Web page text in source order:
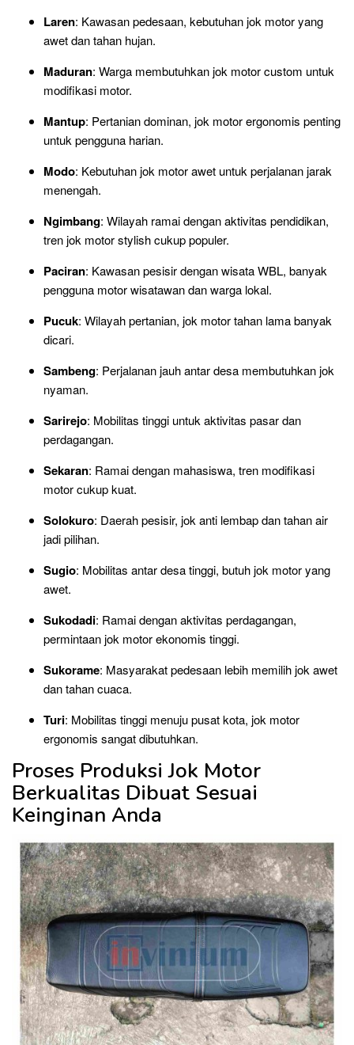
Laren: Kawasan pedesaan, kebutuhan jok motor yang
awet dan tahan hujan.
Maduran: Warga membutuhkan jok motor custom untuk
modifikasi motor.
Mantup: Pertanian dominan, jok motor ergonomis penting
untuk pengguna harian.
Modo: Kebutuhan jok motor awet untuk perjalanan jarak
menengah.
Ngimbang: Wilayah ramai dengan aktivitas pendidikan,
tren jok motor stylish cukup populer.
Paciran: Kawasan pesisir dengan wisata WBL, banyak
pengguna motor wisatawan dan warga lokal.
Pucuk: Wilayah pertanian, jok motor tahan lama banyak
dicari.
Sambeng: Perjalanan jauh antar desa membutuhkan jok
nyaman.
Sarirejo: Mobilitas tinggi untuk aktivitas pasar dan
perdagangan.
Sekaran: Ramai dengan mahasiswa, tren modifikasi
motor cukup kuat.
Solokuro: Daerah pesisir, jok anti lembap dan tahan air
jadi pilihan.
Sugio: Mobilitas antar desa tinggi, butuh jok motor yang
awet.
Sukodadi: Ramai dengan aktivitas perdagangan,
permintaan jok motor ekonomis tinggi.
Sukorame: Masyarakat pedesaan lebih memilih jok awet
dan tahan cuaca.
Turi: Mobilitas tinggi menuju pusat kota, jok motor
ergonomis sangat dibutuhkan.
Proses Produksi Jok Motor
Berkualitas Dibuat Sesuai
Keinginan Anda